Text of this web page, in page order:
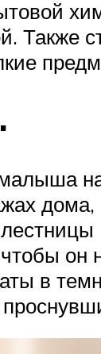
Также
дома,
он
в